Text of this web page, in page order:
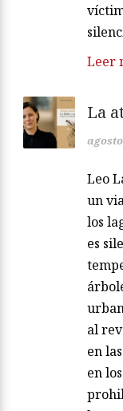
Leer
La
agosto
Leo
un
los
es
al
en
en